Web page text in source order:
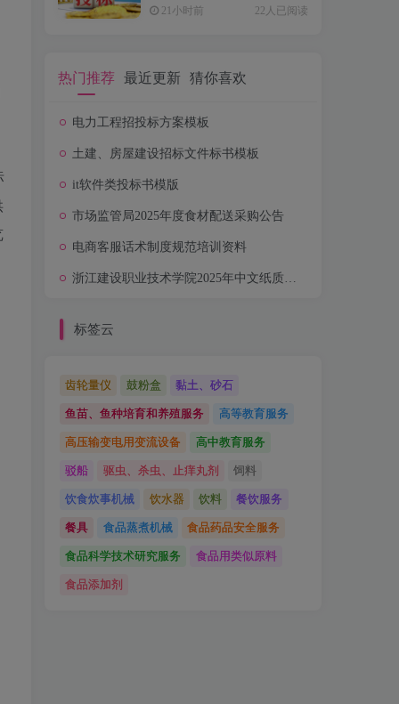
目的公开招标公告
21小时前 22人已阅读
热门推荐 最近更新 猜你喜欢
电力工程招投标方案模板
土建、房屋建设招标文件标书模板
it软件类投标书模版
市场监管局2025年度食材配送采购公告
电商客服话术制度规范培训资料
浙江建设职业技术学院2025年中文纸质图书采购项目公开招标公告
标签云
齿轮量仪 鼓粉盒 黏土、砂石
鱼苗、鱼种培育和养殖服务 高等教育服务
高压输变电用变流设备 高中教育服务
驳船 驱虫、杀虫、止痒丸剂 饲料
饮食炊事机械 饮水器 饮料 餐饮服务
餐具 食品蒸煮机械 食品药品安全服务
食品科学技术研究服务 食品用类似原料
食品添加剂